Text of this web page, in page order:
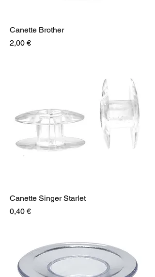
Canette Brother
Prix
2,00 €
Canette Singer Starlet
Prix
0,40 €